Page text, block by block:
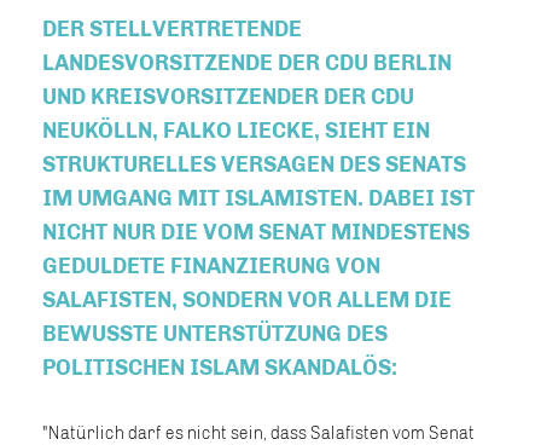
DER STELLVERTRETENDE
LANDESVORSITZENDE DER CDU BERLIN
UND KREISVORSITZENDER DER CDU
NEUKÖLLN, FALKO LIECKE, SIEHT EIN
STRUKTURELLES VERSAGEN DES SENATS
IM UMGANG MIT ISLAMISTEN. DABEI IST
NICHT NUR DIE VOM SENAT MINDESTENS
GEDULDETE FINANZIERUNG VON
SALAFISTEN, SONDERN VOR ALLEM DIE
BEWUSSTE UNTERSTÜTZUNG DES
POLITISCHEN ISLAM SKANDALÖS:
"Natürlich darf es nicht sein, dass Salafisten vom Senat